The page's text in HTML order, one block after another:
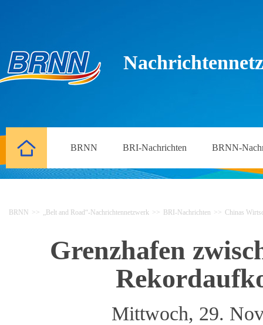
BRNN BRI-Nachrichten BRNN-
BRNN >> „Belt and Road“-Nachrichtennetzwerk >> BRI-Nachrichten >> Chinas
Grenzhafen
Mittwoch, 29.